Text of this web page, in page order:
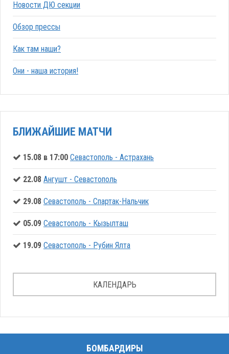
Новости ДЮ секции
Обзор прессы
Как там наши?
Они - наша история!
БЛИЖАЙШИЕ МАТЧИ
15.08 в 17:00 Севастополь - Астрахань
22.08 Ангушт - Севастополь
29.08 Севастополь - Спартак-Нальчик
05.09 Севастополь - Кызылташ
19.09 Севастополь - Рубин Ялта
КАЛЕНДАРЬ
БОМБАРДИРЫ